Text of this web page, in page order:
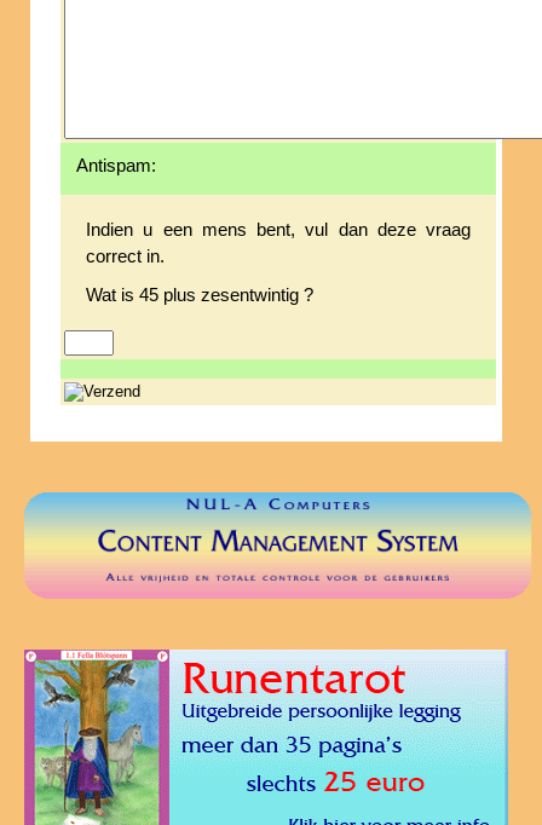
Antispam:
Indien u een mens bent, vul dan deze vraag
correct in.
Wat is 45 plus zesentwintig ?